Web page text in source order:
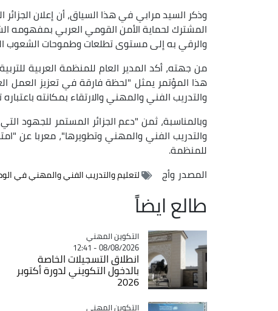
وذكر السيد مرابي في هذا السياق، أن إعلان
المشترك لحماية الأمن القومي العربي بمفهومه
والرقي به إلى مستوى تطلعات وطموحات الشعوب
من جهته، أكد المدير العام للمنظمة العربية
هذا المؤتمر يمثل "لحظة فارقة في تعزيز العمل
والتدريب الفني والمهني والارتقاء بمكانته باعتباره
وبالمناسبة، ثمن "دعم الجزائر المستمر للجهود
والتدريب الفني والمهني وتطويرها"، معربا عن
للمنظمة.
المصدر وأج لتعليم والتدريب الفني والمهني في
طالع ايضاً
Catégorie
التكوين المهني
08/08/2026 - 12:41
انطلاق التسجيلات الخاصة
بالدخول التكويني لدورة أكتوبر
2026
Catégorie
التكوين المهني